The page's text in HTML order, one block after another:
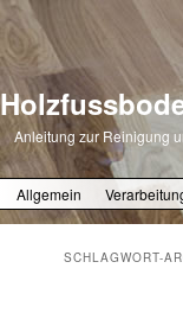
Anleitung zur Reinigung
Zum primären Inhalt
Zum sekundären Inhalt
Allgemein
SCHLAGWORT-